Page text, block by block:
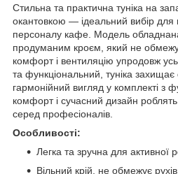
Стильна та практична туніка на
окантовкою — ідеальний вибір для
персоналу кафе. Модель
продуманим кроєм, який не
комфорт і вентиляцію упродовж
та функціональний, туніка захищає
гармонійний вигляд у комплекті з
комфорт і сучасний дизайн
серед професіоналів.
Особливості:
Легка та зручна для активної
Вільний крій, не обмежує рухів